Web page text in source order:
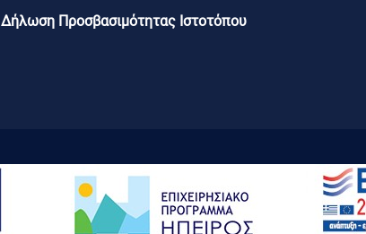
Δήλωση Προσβασιμότητας Ιστοτόπου